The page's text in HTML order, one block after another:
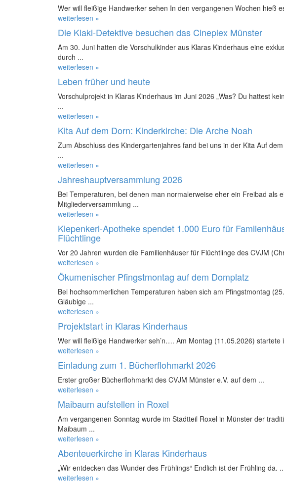
Wer will fleißige Handwerker sehen In den vergangenen Wochen hieß
weiterlesen »
Die Klaki-Detektive besuchen das Cineplex Münster
Am 30. Juni hatten die Vorschulkinder aus Klaras Kinderhaus eine
durch ...
weiterlesen »
Leben früher und heute
Vorschulprojekt in Klaras Kinderhaus im Juni 2026 „Was? Du hattest
...
weiterlesen »
Kita Auf dem Dorn: Kinderkirche: Die Arche Noah
Zum Abschluss des Kindergartenjahres fand bei uns in der Kita Auf
...
weiterlesen »
Jahreshauptversammlung 2026
Bei Temperaturen, bei denen man normalerweise eher ein Freibad als
Mitgliederversammlung ...
weiterlesen »
Kiepenkerl-Apotheke spendet 1.000 Euro für
Flüchtlinge
Vor 20 Jahren wurden die Familienhäuser für Flüchtlinge des CVJM
weiterlesen »
Ökumenischer Pfingstmontag auf dem Domplatz
Bei hochsommerlichen Temperaturen haben sich am Pfingstmontag
Gläubige ...
weiterlesen »
Projektstart in Klaras Kinderhaus
Wer will fleißige Handwerker seh’n…. Am Montag (11.05.2026) startete
weiterlesen »
Einladung zum 1. Bücherflohmarkt 2026
Erster großer Bücherflohmarkt des CVJM Münster e.V. auf dem ...
weiterlesen »
Maibaum aufstellen in Roxel
Am vergangenen Sonntag wurde im Stadtteil Roxel in Münster der
Maibaum ...
weiterlesen »
Abenteuerkirche in Klaras Kinderhaus
„Wir entdecken das Wunder des Frühlings“ Endlich ist der Frühling da.
weiterlesen »